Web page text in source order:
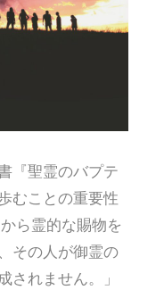
『聖霊のバプテ
むことの重要性
ら霊的な賜物を
その人が御霊の
されません。」